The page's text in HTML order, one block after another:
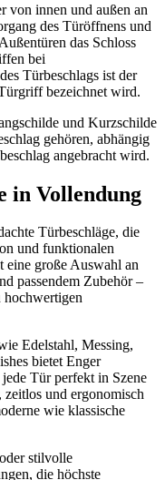
von innen und außen an
des Türöffnens und
das Schloss
bei
Türbeschlags ist der
bezeichnet wird.
und Kurzschilde
gehören, abhängig
angebracht wird.
in Vollendung
Türbeschläge, die
und funktionalen
eine große Auswahl an
passendem Zubehör –
hochwertigen
Edelstahl, Messing,
bietet Enger
Tür perfekt in Szene
zeitlos und ergonomisch
wie klassische
stilvolle
die höchste